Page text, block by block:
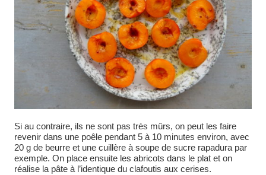
Si au contraire, ils ne sont pas très mûrs, on peut les faire
revenir dans une poêle pendant 5 à 10 minutes environ, avec
20 g de beurre et une cuillère à soupe de sucre rapadura par
exemple. On place ensuite les abricots dans le plat et on
réalise la pâte à l’identique du clafoutis aux cerises.